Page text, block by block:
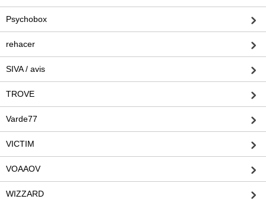
Psychobox
rehacer
SIVA / avis
TROVE
Varde77
VICTIM
VOAAOV
WIZZARD